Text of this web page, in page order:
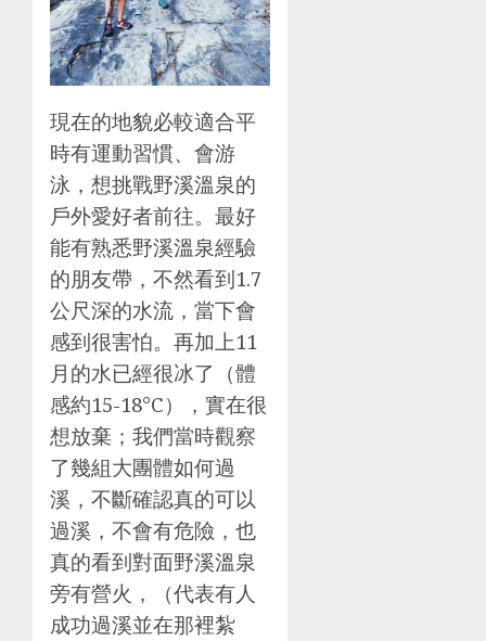
現在的地貌必較適合平
時有運動習慣、會游
泳，想挑戰野溪溫泉的
戶外愛好者前往。最好
能有熟悉野溪溫泉經驗
的朋友帶，不然看到1.7
公尺深的水流，當下會
感到很害怕。再加上11
月的水已經很冰了（體
感約15-18°C），實在很
想放棄；我們當時觀察
了幾組大團體如何過
溪，不斷確認真的可以
過溪，不會有危險，也
真的看到對面野溪溫泉
旁有營火，（代表有人
成功過溪並在那裡紮